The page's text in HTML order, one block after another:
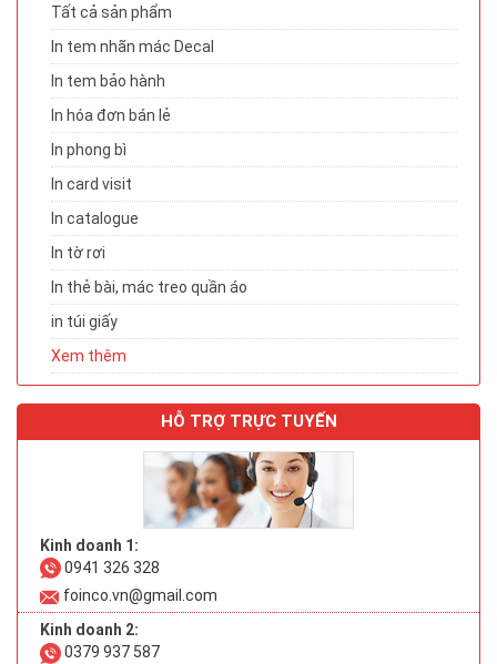
Tất cả sản phẩm
In tem nhãn mác Decal
In tem bảo hành
In hóa đơn bán lẻ
In phong bì
In card visit
In catalogue
In tờ rơi
In thẻ bài, mác treo quần áo
in túi giấy
Xem thêm
HỖ TRỢ TRỰC TUYẾN
Kinh doanh 1:
0941 326 328
foinco.vn@gmail.com
Kinh doanh 2:
0379 937 587